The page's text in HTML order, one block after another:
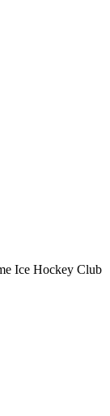
Ice Hockey Club